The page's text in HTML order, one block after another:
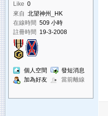
Like 0
來自 北望神州_HK
在線時間 509 小時
註冊時間
19-3-2008
個人空間
發短消息
加為好友
當前離線